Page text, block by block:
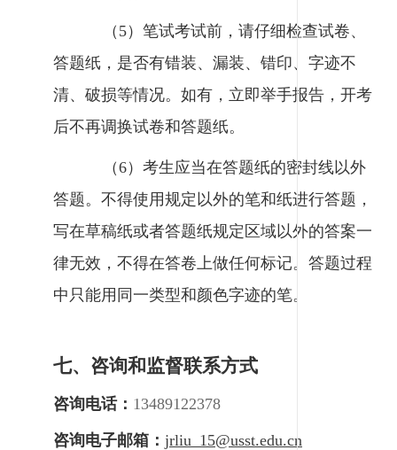
（5）笔试考试前，请仔细检查试卷、
答题纸，是否有错装、漏装、错印、字迹不
清、破损等情况。如有，立即举手报告，开考
后不再调换试卷和答题纸。
（6）考生应当在答题纸的密封线以外
答题。不得使用规定以外的笔和纸进行答题，
写在草稿纸或者答题纸规定区域以外的答案一
律无效，不得在答卷上做任何标记。答题过程
中只能用同一类型和颜色字迹的笔。
七、咨询和监督联系方式
咨询电话： 13489122378
咨询电子邮箱： jrliu_15@usst.edu.cn